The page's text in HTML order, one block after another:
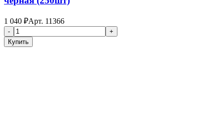
1 040 ₽Арт. 11366
-
+
Купить